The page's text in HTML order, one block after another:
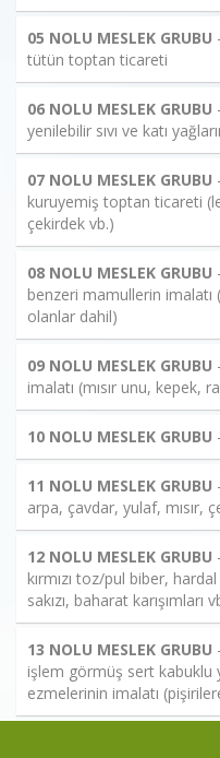
05 NOLU MESLEK GRUBU
tütün toptan ticareti
06 NOLU MESLEK GRUBU
yenilebilir sıvı ve katı
07 NOLU MESLEK GRUBU
kuruyemiş toptan ticareti
çekirdek vb.)
08 NOLU MESLEK GRUBU
benzeri mamullerin
olanlar dahil)
09 NOLU MESLEK GRUBU
imalatı (mısır unu, kepek,
10 NOLU MESLEK GRUBU
11 NOLU MESLEK GRUBU
arpa, çavdar, yulaf, mısır,
12 NOLU MESLEK GRUBU
kırmızı toz/pul biber,
sakızı, baharat karışımları
13 NOLU MESLEK GRUBU
işlem görmüş sert kabuklu
ezmelerinin imalatı